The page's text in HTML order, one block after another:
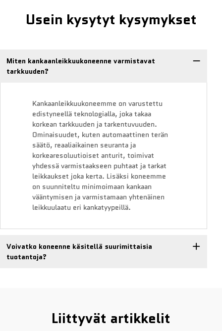
Usein kysytyt kysymykset
Miten kankaanleikkuukoneenne varmistavat
tarkkuuden?
Kankaanleikkuukoneemme on varustettu
edistyneellä teknologialla, joka takaa
korkean tarkkuuden ja tarkentuvuuden.
Ominaisuudet, kuten automaattinen terän
säätö, reaaliaikainen seuranta ja
korkearesoluutioiset anturit, toimivat
yhdessä varmistaakseen puhtaat ja tarkat
leikkaukset joka kerta. Lisäksi koneemme
on suunniteltu minimoimaan kankaan
vääntymisen ja varmistamaan yhtenäinen
leikkuulaatu eri kankatyypeillä.
Voivatko koneenne käsitellä suurimittaisia
tuotantoja?
Liittyvät artikkelit